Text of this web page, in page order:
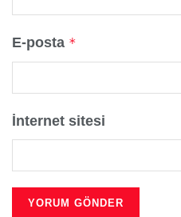
E-posta *
İnternet sitesi